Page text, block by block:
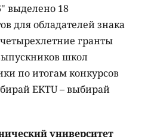
выделено 18
для обладателей знака
гранты
школ
по итогам конкурсов
EKTU – выбирай
университет